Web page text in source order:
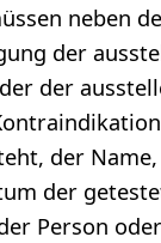
neben
der
der
der
der
Person